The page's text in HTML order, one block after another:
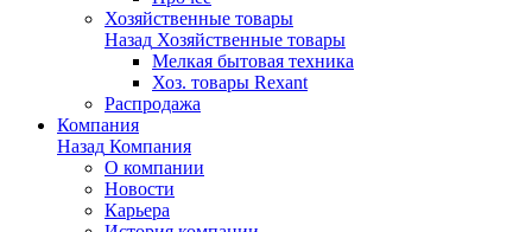
Хозяйственные товары
Назад Хозяйственные товары
Мелкая бытовая техника
Хоз. товары Rexant
Распродажа
Компания
Назад Компания
О компании
Новости
Карьера